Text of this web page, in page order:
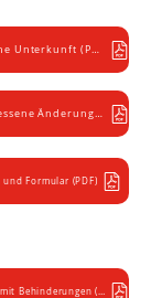
Antragsformular für angemessene Unterkunft (PDF)
Beschwerdeformular für angemessene Änderungen (PDF)
und Formular (PDF)
Beschwerderichtlinie für Amerikaner mit Behinderungen (PDF)